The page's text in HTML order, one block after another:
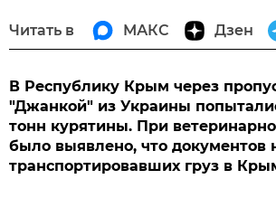
Читать в МАКС Дзен
В Республику Крым через
"Джанкой" из Украины
тонн курятины. При
было выявлено, что документов
транспортировавших груз в